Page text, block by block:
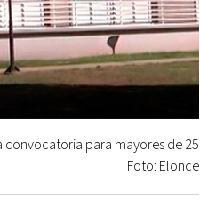
convocatoria para mayores de 25
Foto: Elonce